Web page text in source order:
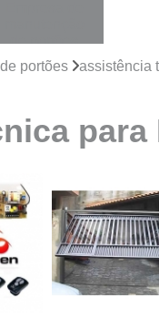
de portões
Empresa para
Instalação de
motores para
Instalação de
portões
Manutenção
de motores
Manutenção
portões assistência